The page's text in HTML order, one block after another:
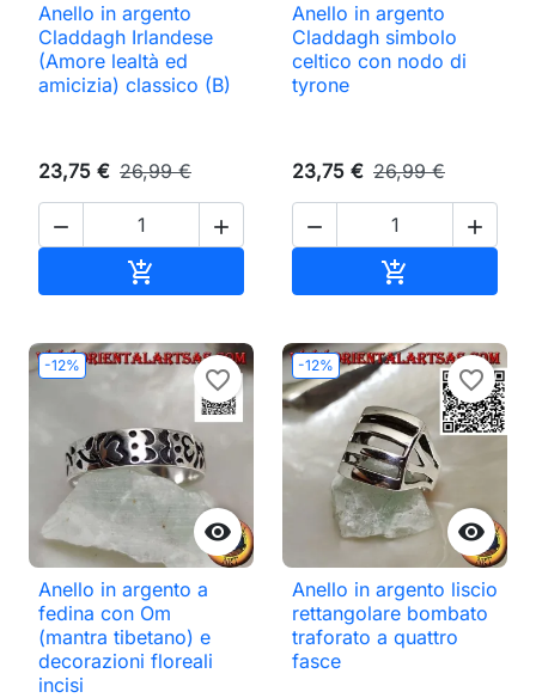
Anello in argento
Claddagh Irlandese
(Amore lealtà ed
amicizia) classico (B)
23,75 € 26,99 €
 

Anello in argento
Claddagh simbolo
celtico con nodo di
tyrone
23,75 € 26,99 €
 

-12%

favorite_border
Anello in argento a
fedina con Om
(mantra tibetano) e
decorazioni floreali
incisi
-12%

favorite_border
Anello in argento liscio
rettangolare bombato
traforato a quattro
fasce